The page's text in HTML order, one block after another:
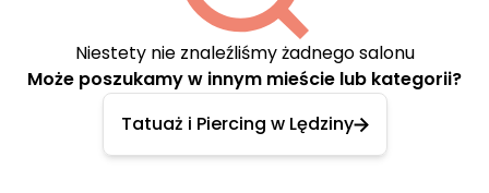
Niestety nie znaleźliśmy żadnego salonu
Może poszukamy w innym mieście lub kategorii?
Tatuaż i Piercing w Lędziny